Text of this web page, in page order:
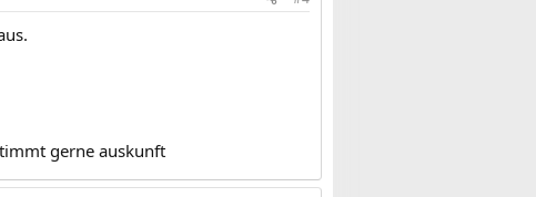
gerne auskunft